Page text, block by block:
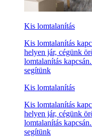
Kis lomtalanítás
Kis lomtalanítás
helyen jár, cégünk
lomtalanítás
segítünk
Kis lomtalanítás
Kis lomtalanítás
helyen jár, cégünk
lomtalanítás
segítünk